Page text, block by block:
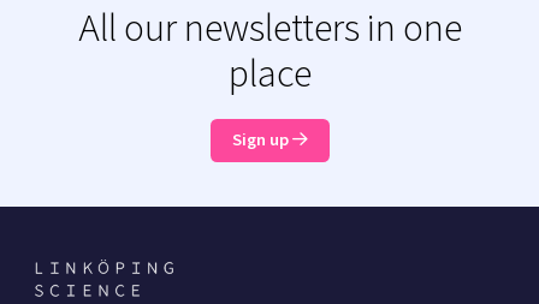
All our newsletters in one
place
Sign up